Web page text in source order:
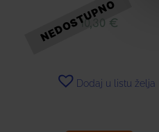
10,30 €
Dodaj u listu želja